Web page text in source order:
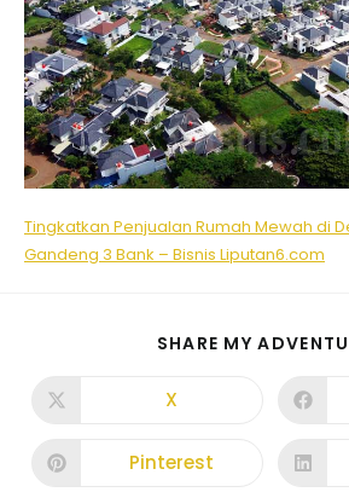
Tingkatkan Penjualan Rumah Mewah di
Gandeng 3 Bank – Bisnis Liputan6.com
SHARE MY
X
Pinterest